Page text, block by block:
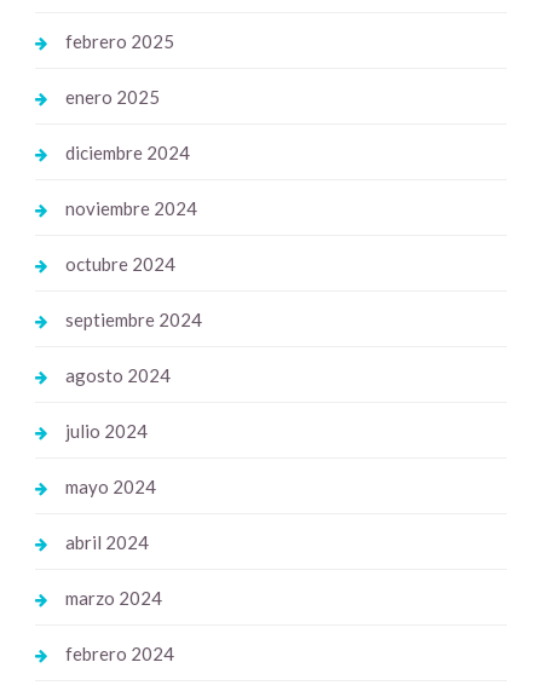
febrero 2025
enero 2025
diciembre 2024
noviembre 2024
octubre 2024
septiembre 2024
agosto 2024
julio 2024
mayo 2024
abril 2024
marzo 2024
febrero 2024